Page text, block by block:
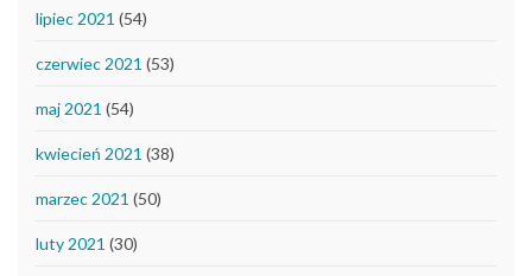
lipiec 2021 (54)
czerwiec 2021 (53)
maj 2021 (54)
kwiecień 2021 (38)
marzec 2021 (50)
luty 2021 (30)